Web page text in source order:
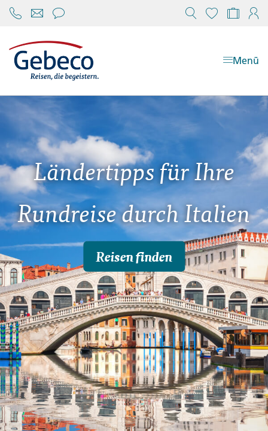
Chat öffnen Mein
Menü
Ländertipps für Ihre
Rundreise durch Italien
Reisen finden